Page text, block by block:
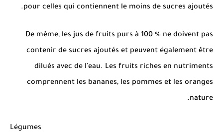
pour celles qui contiennent le moins de sucres ajoutés.
De même, les jus de fruits purs à 100 % ne doivent pas
contenir de sucres ajoutés et peuvent également être
dilués avec de l'eau. Les fruits riches en nutriments
comprennent les bananes, les pommes et les oranges
nature.
Légumes